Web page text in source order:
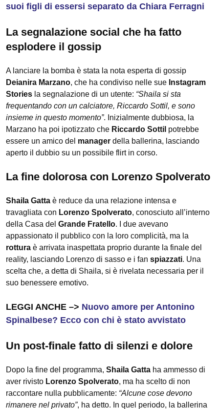
suoi figli di essersi separato da Chiara Ferragni
La segnalazione social che ha fatto
esplodere il gossip
A lanciare la bomba è stata la nota esperta di gossip
Deianira Marzano, che ha condiviso nelle sue Instagram
Stories la segnalazione di un utente: “Shaila si sta
frequentando con un calciatore, Riccardo Sottil, e sono
insieme in questo momento”. Inizialmente dubbiosa, la
Marzano ha poi ipotizzato che Riccardo Sottil potrebbe
essere un amico del manager della ballerina, lasciando
aperto il dubbio su un possibile flirt in corso.
La fine dolorosa con Lorenzo Spolverato
Shaila Gatta è reduce da una relazione intensa e
travagliata con Lorenzo Spolverato, conosciuto all’interno
della Casa del Grande Fratello. I due avevano
appassionato il pubblico con la loro complicità, ma la
rottura è arrivata inaspettata proprio durante la finale del
reality, lasciando Lorenzo di sasso e i fan spiazzati. Una
scelta che, a detta di Shaila, si è rivelata necessaria per il
suo benessere emotivo.
LEGGI ANCHE –> Nuovo amore per Antonino
Spinalbese? Ecco con chi è stato avvistato
Un post-finale fatto di silenzi e dolore
Dopo la fine del programma, Shaila Gatta ha ammesso di
aver rivisto Lorenzo Spolverato, ma ha scelto di non
raccontare nulla pubblicamente: “Alcune cose devono
rimanere nel privato”, ha detto. In quel periodo, la ballerina